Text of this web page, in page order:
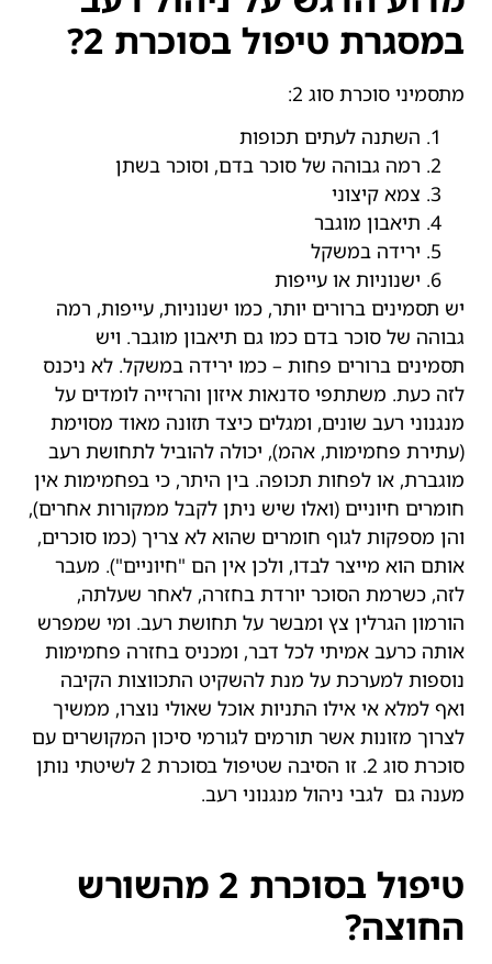
במסגרת טיפול בסוכרת 2?
מתסמיני סוכרת סוג 2:
השתנה לעתים תכופות
רמה גבוהה של סוכר בדם, וסוכר בשתן
צמא קיצוני
תיאבון מוגבר
ירידה במשקל
ישנוניות או עייפות
יש תסמינים ברורים יותר, כמו ישנוניות, עייפות, רמה
גבוהה של סוכר בדם כמו גם תיאבון מוגבר. ויש
תסמינים ברורים פחות – כמו ירידה במשקל. לא ניכנס
לזה כעת. משתתפי סדנאות איזון והרזייה לומדים על
מנגנוני רעב שונים, ומגלים כיצד תזונה מאוד מסוימת
(עתירת פחמימות, אהמ), יכולה להוביל לתחושת רעב
מוגברת, או לפחות תכופה. בין היתר, כי בפחמימות אין
חומרים חיוניים (ואלו שיש ניתן לקבל ממקורות אחרים),
והן מספקות לגוף חומרים שהוא לא צריך (כמו סוכרים,
אותם הוא מייצר לבדו, ולכן אין הם "חיוניים"). מעבר
לזה, כשרמת הסוכר יורדת בחזרה, לאחר שעלתה,
הורמון הגרלין צץ ומבשר על תחושת רעב. ומי שמפרש
אותה כרעב אמיתי לכל דבר, ומכניס בחזרה פחמימות
נוספות למערכת על מנת להשקיט התכווצות הקיבה
ואף למלא אי אילו התניות אוכל שאולי נוצרו, ממשיך
לצרוך מזונות אשר תורמים לגורמי סיכון המקושרים עם
סוכרת סוג 2. זו הסיבה שטיפול בסוכרת 2 לשיטתי נותן
מענה גם לגבי ניהול מנגנוני רעב.
טיפול בסוכרת 2 מהשורש
החוצה?